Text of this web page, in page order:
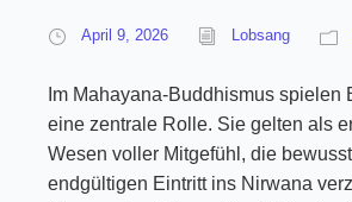
April 9, 2026 Lobsang
Im Mahayana-Buddhismus spielen
eine zentrale Rolle. Sie gelten als
Wesen voller Mitgefühl, die
endgültigen Eintritt ins Nirwana